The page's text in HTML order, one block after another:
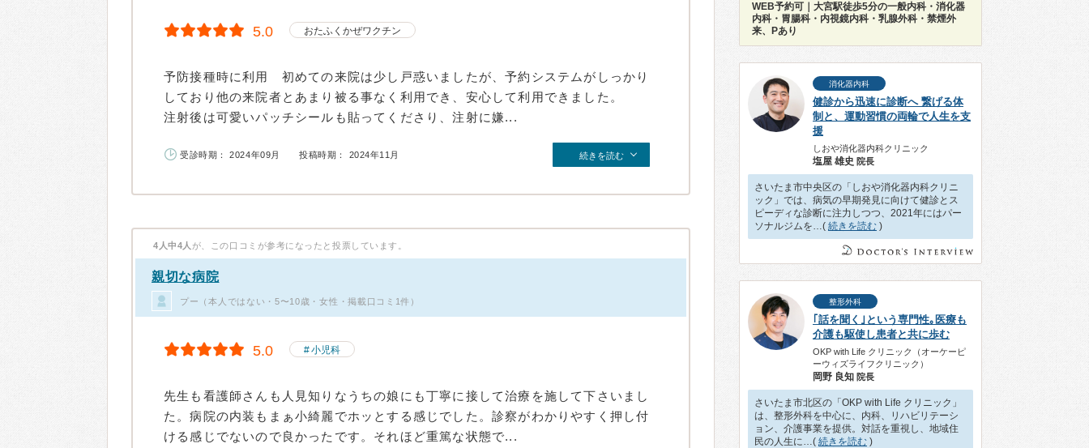
5.0 おたふくかぜワクチン
予防接種時に利用 初めての来院は少し戸惑いましたが、予約システムがしっかり
しており他の来院者とあまり被る事なく利用でき、安心して利用できました。
注射後は可愛いパッチシールも貼ってくださり、注射に嫌...
受診時期： 2024年09月 投稿時期： 2024年11月 続きを読む
4人中4人 が、この口コミが参考になったと投票しています。
親切な病院
プー（本人ではない・5〜10歳・女性・掲載口コミ1件）
5.0 小児科
先生も看護師さんも人見知りなうちの娘にも丁寧に接して治療を施して下さいまし
た。病院の内装もまぁ小綺麗でホッとする感じでした。診察がわかりやすく押し付
ける感じでないので良かったです。それほど重篤な状態で...
WEB予約可｜大宮駅徒歩5分の一般内科・消化器
内科・胃腸科・内視鏡内科・乳腺外科・禁煙外
来、Pあり
消化器内科
健診から迅速に診断へ 繋げる体
制と、運動習慣の両輪で人生を支
援
しおや消化器内科クリニック
塩屋 雄史 院長
さいたま市中央区の「しおや消化器内科クリニ
ック」では、病気の早期発見に向けて健診とス
ピーディな診断に注力しつつ、2021年にはパー
ソナルジムを…( 続きを読む )
整形外科
｢話を聞く｣という専門性｡医療も
介護も駆使し患者と共に歩む
OKP with Life クリニック（オーケーピ
ーウィズライフクリニック）
岡野 良知 院長
さいたま市北区の「OKP with Life クリニック」
は、整形外科を中心に、内科、リハビリテーシ
ョン、介護事業を提供。対話を重視し、地域住
民の人生に…( 続きを読む )